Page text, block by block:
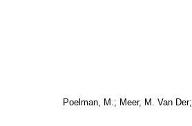
Poelman, M.; Meer, M. Van Der;